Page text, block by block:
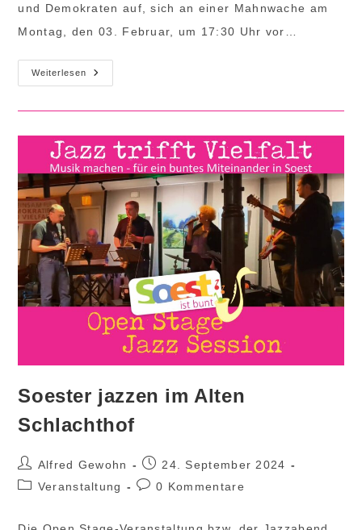
und Demokraten auf, sich an einer Mahnwache am
Montag, den 03. Februar, um 17:30 Uhr vor…
Weiterlesen
Aufruf
Zur
Soester jazzen im Alten
Schlachthof
Beitrags-
Autor:
Alfred Gewohn
Beitrag
veröffentlicht:
24. September 2024
Beitrags-
Veranstaltung
Beitrags-
0 Kommentare